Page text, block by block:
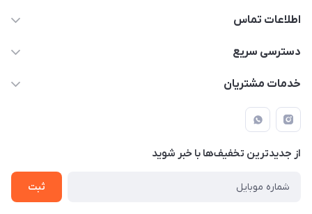
اطلاعات تماس
09171843500 و 07152240182
دسترسی سریع
حساب کاربری
لیست محصولات
درباره ما
خدمات مشتریان
راهنما
قوانین و مقررات
حریم خصوصی
از جدید‌ترین تخفیف‌ها با‌ خبر شوید
ثبت